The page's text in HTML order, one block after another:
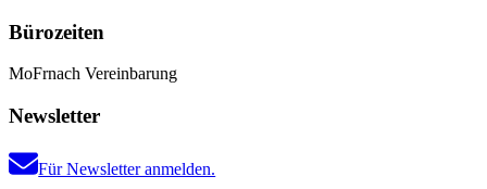
Bürozeiten
MoFrnach Vereinbarung
Newsletter
Für Newsletter anmelden.